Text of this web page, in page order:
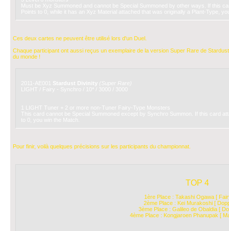
Must be Xyz Summoned and cannot be Special Summoned by other ways. If this
Points to 0, while it has an Xyz Material attached that was originally a Plant-Type,
Ces deux cartes ne peuvent être utilisé lors d'un Duel.
Chaque participant ont aussi reçus un exemplaire de la version Super Rare de
du monde !
2011-AE001 Stardust Divinity (Super Rare)
LIGHT / Fairy - Synchro / 10* / 3000 / 3000
1 LIGHT Tuner + 2 or more non-Tuner Fairy-Type Monsters
This card cannot be Special Summoned except by Synchro Summon. If this card
to 0, you win the Match.
Pour finir, voilà quelques précisions sur les participants du championnat.
TOP 4
1ère Place : Takashi Ogawa [
2ème Place : Kei Murakoshi [
3ème Place : Galileo de Obaldia [
4ème Place : Kongjaroen Phanupak [